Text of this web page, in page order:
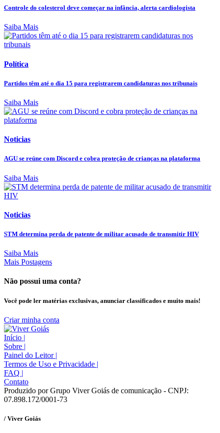
Controle do colesterol deve começar na infância, alerta cardiologista
Saiba Mais
Política
Partidos têm até o dia 15 para registrarem candidaturas nos tribunais
Saiba Mais
Noticias
AGU se reúne com Discord e cobra proteção de crianças na plataforma
Saiba Mais
Noticias
STM determina perda de patente de militar acusado de transmitir HIV
Saiba Mais
Mais Postagens
Não possui uma conta?
Você pode ler matérias exclusivas, anunciar classificados e muito mais!
Criar minha conta
Início |
Sobre |
Painel do Leitor |
Termos de Uso e Privacidade |
FAQ |
Contato
Produzido por Grupo Viver Goiás de comunicação - CNPJ:
07.898.172/0001-73
/ Viver Goiás